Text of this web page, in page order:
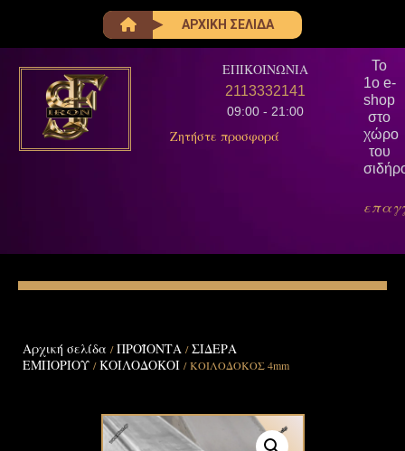
ΑΡΧΙΚΗ ΣΕΛΙΔΑ
ΕΠΙΚΟΙΝΩΝΙΑ
2113332141
09:00 - 21:00
Ζητήστε προσφορά
Το
1ο e-
shop
στο
χώρο
του
Αρχική σελίδα /ΠΡΟΪΟΝΤΑ /ΣΙΔΕΡΑ
ΕΜΠΟΡΙΟΥ /ΚΟΙΛΟΔΟΚΟΙ / ΚΟΙΛΟΔΟΚΟΣ 4mm